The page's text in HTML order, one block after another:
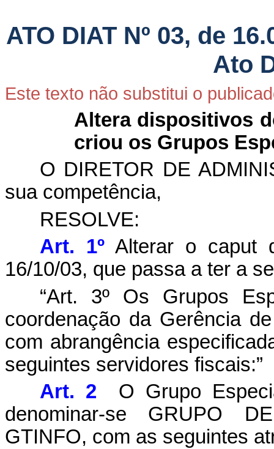
ATO DIAT Nº 03, de
Ato
Este texto não substitui o
Altera dispositivos
criou os Grupos
O DIRETOR DE
sua competência,
RESOLVE:
Art. 1ºAlterar o caput
16/10/03, que passa a ter a
“Art. 3º Os Grupos
coordenação da Gerência
com abrangência
seguintes servidores fiscais:”
Art. 2
O Grupo
denominar-se GRUPO
GTINFO, com as seguintes